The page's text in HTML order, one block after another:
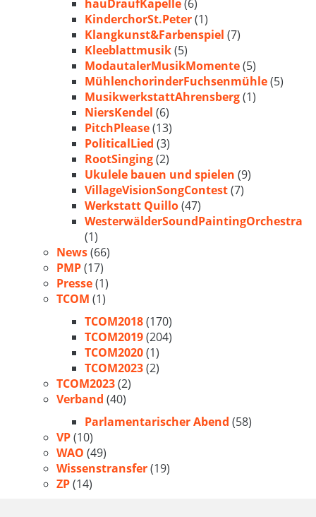
hauDraufKapelle(6)
KinderchorSt.Peter(1)
Klangkunst&Farbenspiel (7)
Kleeblattmusik(5)
ModautalerMusikMomente(5)
MühlenchorinderFuchsenmühle(5)
MusikwerkstattAhrensberg(1)
NiersKendel (6)
PitchPlease(13)
PoliticalLied (3)
RootSinging(2)
Ukulele bauen und spielen (9)
VillageVisionSongContest(7)
Werkstatt Quillo(47)
WesterwälderSoundPaintingOrchestra
(1)
News(66)
PMP(17)
Presse(1)
TCOM (1)
TCOM2018(170)
TCOM2019(204)
TCOM2020(1)
TCOM2023(2)
TCOM2023(2)
Verband (40)
Parlamentarischer Abend (58)
VP(10)
WAO (49)
Wissenstransfer(19)
ZP(14)